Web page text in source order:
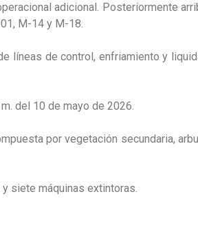
adicional. Posteriormente
M-14 y M-18.
líneas de control, enfriamiento y
del 10 de mayo de 2026.
por vegetación secundaria,
siete máquinas extintoras.